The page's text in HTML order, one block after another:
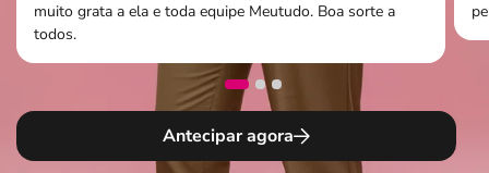
muito grata a ela e toda equipe Meutudo. Boa sorte a
todos.
Antecipar agora